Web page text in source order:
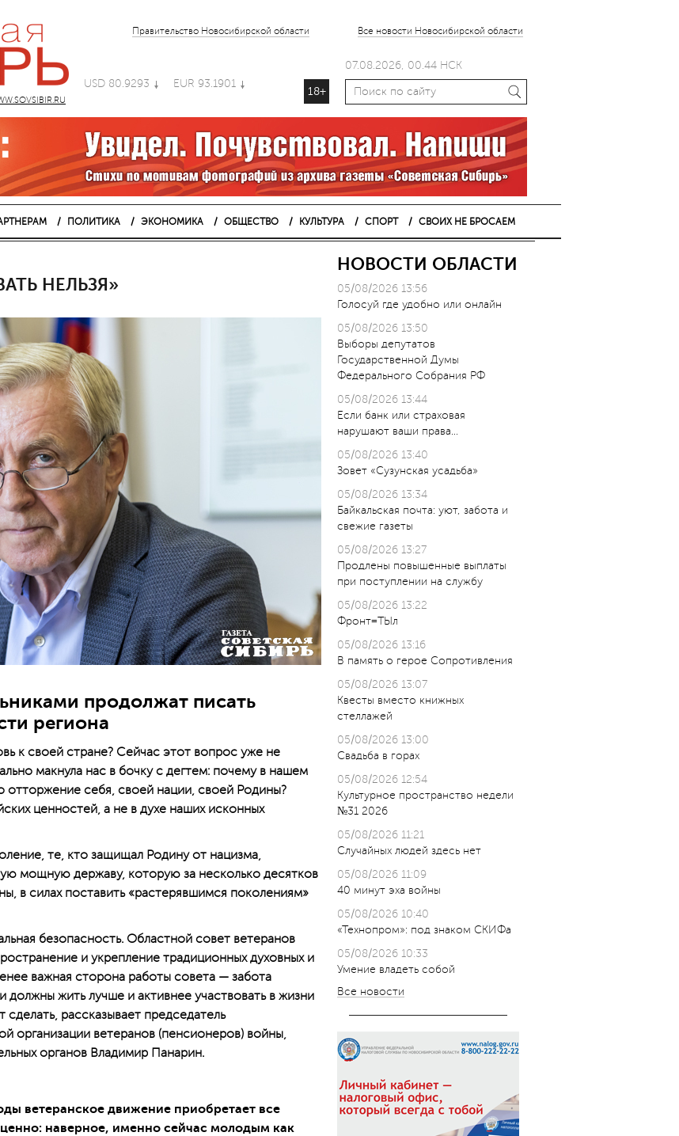
Правительство Новосибирской области Все новости Новосибирской области
USD 80.9293 EUR 93.1901
18+
07.08.2026, 00.44 НСК
ПОЛИТИКА ЭКОНОМИКА ОБЩЕСТВО КУЛЬТУРА СПОРТ СВОИХ НЕ БРОСАЕМ
НЕЛЬЗЯ»
продолжат писать
региона
к своей стране? Сейчас этот вопрос уже не
макнула нас в бочку с дегтем: почему в нашем
отторжение себя, своей нации, своей Родины?
ценностей, а не в духе наших исконных
те, кто защищал Родину от нацизма,
мощную державу, которую за несколько десятков
в силах поставить «растерявшимся поколениям»
безопасность. Областной совет ветеранов
и укрепление традиционных духовных и
важная сторона работы совета — забота
жить лучше и активнее участвовать в жизни
рассказывает председатель
организации ветеранов (пенсионеров) войны,
органов Владимир Панарин.
ветеранское движение приобретает все
наверное, именно сейчас молодым как
НОВОСТИ ОБЛАСТИ
05/08/2026 13:56
Голосуй где удобно или онлайн
05/08/2026 13:50
Выборы депутатов
Государственной Думы
Федерального Собрания РФ
05/08/2026 13:44
Если банк или страховая
нарушают ваши права…
05/08/2026 13:40
Зовет «Сузунская усадьба»
05/08/2026 13:34
Байкальская почта: уют, забота и
свежие газеты
05/08/2026 13:27
Продлены повышенные выплаты
при поступлении на службу
05/08/2026 13:22
Фронт=ТЫл
05/08/2026 13:16
В память о герое Сопротивления
05/08/2026 13:07
Квесты вместо книжных
стеллажей
05/08/2026 13:00
Свадьба в горах
05/08/2026 12:54
Культурное пространство недели
№31 2026
05/08/2026 11:21
Случайных людей здесь нет
05/08/2026 11:09
40 минут эха войны
05/08/2026 10:40
«Технопром»: под знаком СКИФа
05/08/2026 10:33
Умение владеть собой
Все новости